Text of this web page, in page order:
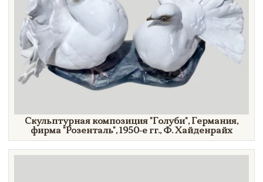
Скульптурная композиция"Голуби", Германия,
фирма"Розенталь",1950-е гг., Ф. Хайденрайх